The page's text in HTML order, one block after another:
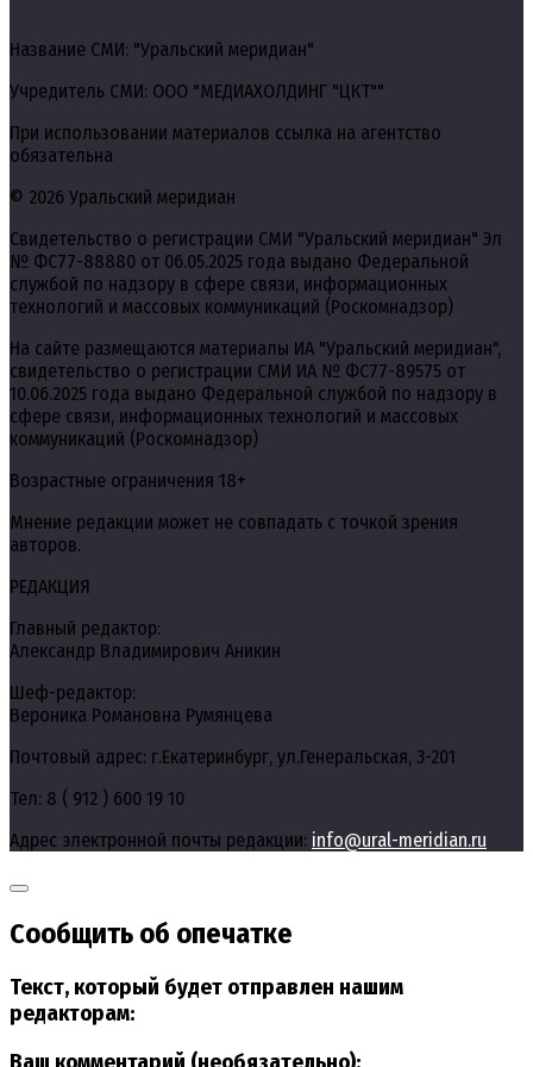
Название СМИ: "Уральский меридиан"
Учредитель СМИ: ООО "МЕДИАХОЛДИНГ "ЦКТ""
При использовании материалов ссылка на агентство
обязательна
© 2026 Уральский меридиан
Свидетельство о регистрации СМИ "Уральский меридиан" Эл
№ ФС77-88880 от 06.05.2025 года выдано Федеральной
службой по надзору в сфере связи, информационных
технологий и массовых коммуникаций (Роскомнадзор)
На сайте размещаются материалы ИА "Уральский меридиан",
свидетельство о регистрации СМИ ИА № ФС77-89575 от
10.06.2025 года выдано Федеральной службой по надзору в
сфере связи, информационных технологий и массовых
коммуникаций (Роскомнадзор)
Возрастные ограничения 18+
Мнение редакции может не совпадать с точкой зрения
авторов.
РЕДАКЦИЯ
Главный редактор:
Александр Владимирович Аникин
Шеф-редактор:
Вероника Романовна Румянцева
Почтовый адрес: г.Екатеринбург, ул.Генеральская, 3-201
Тел: 8 ( 912 ) 600 19 10
Адрес электронной почты редакции: info@ural-meridian.ru
Сообщить об опечатке
Текст, который будет отправлен нашим
редакторам: